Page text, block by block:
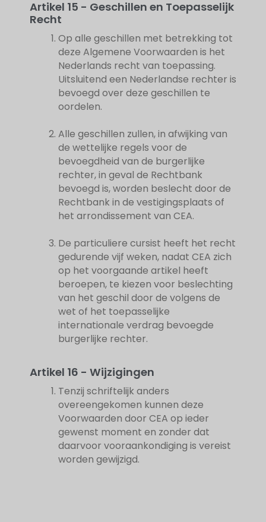
Artikel 15 - Geschillen en Toepasselijk
Recht
Op alle geschillen met betrekking tot
deze Algemene Voorwaarden is het
Nederlands recht van toepassing.
Uitsluitend een Nederlandse rechter is
bevoegd over deze geschillen te
oordelen.
Alle geschillen zullen, in afwijking van
de wettelijke regels voor de
bevoegdheid van de burgerlijke
rechter, in geval de Rechtbank
bevoegd is, worden beslecht door de
Rechtbank in de vestigingsplaats of
het arrondissement van CEA.
De particuliere cursist heeft het recht
gedurende vijf weken, nadat CEA zich
op het voorgaande artikel heeft
beroepen, te kiezen voor beslechting
van het geschil door de volgens de
wet of het toepasselijke
internationale verdrag bevoegde
burgerlijke rechter.
Artikel 16 - Wijzigingen
Tenzij schriftelijk anders
overeengekomen kunnen deze
Voorwaarden door CEA op ieder
gewenst moment en zonder dat
daarvoor vooraankondiging is vereist
worden gewijzigd.